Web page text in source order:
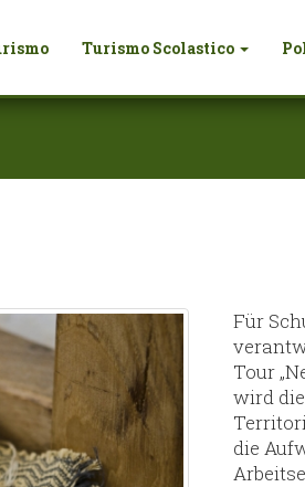
Turismo Scolastico
Für
Tour
wird
die